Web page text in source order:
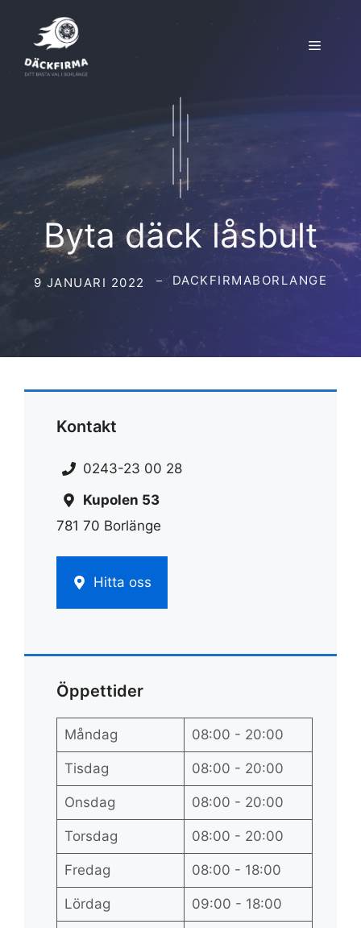
innehåll
Meny
Byta däck låsbult
9 JANUARI 2022 DACKFIRMABORLANGE
Kontakt
0243-23 00 28
Kupolen 53
781 70 Borlänge
Hitta oss
Öppettider
Måndag 08:00 - 20:00
Tisdag 08:00 - 20:00
Onsdag 08:00 - 20:00
Torsdag 08:00 - 20:00
Fredag 08:00 - 18:00
Lördag 09:00 - 18:00